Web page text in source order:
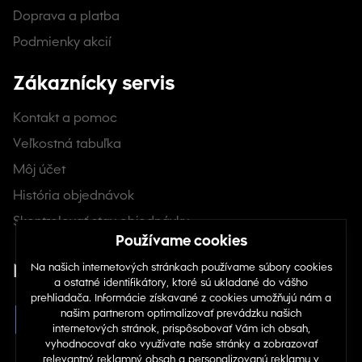
Doprava a platba
Podmienky akcií
Zákaznícky servis
Kontakt a pomoc
Veľkostná tabuľka
Môj účet
História objednávok
Skontrolovať stav objednávky
Nájdete nás na sociálnych sieťach